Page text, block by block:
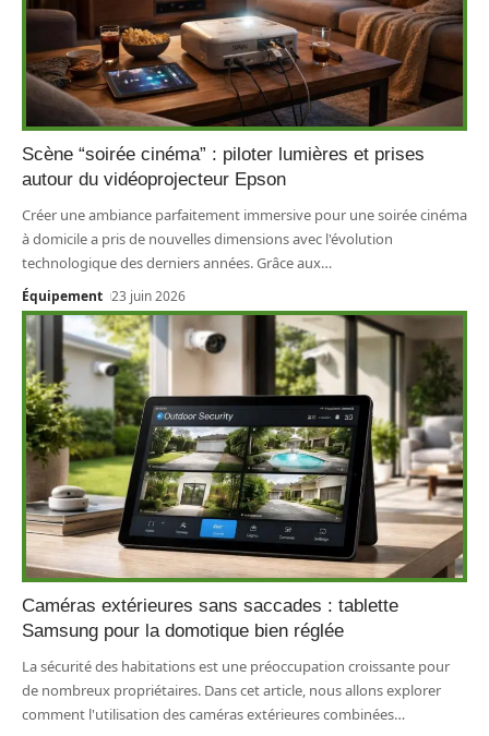
Scène “soirée cinéma” : piloter lumières et prises
autour du vidéoprojecteur Epson
Créer une ambiance parfaitement immersive pour une soirée cinéma
à domicile a pris de nouvelles dimensions avec l'évolution
technologique des derniers années. Grâce aux…
Équipement 23 juin 2026
Caméras extérieures sans saccades : tablette
Samsung pour la domotique bien réglée
La sécurité des habitations est une préoccupation croissante pour
de nombreux propriétaires. Dans cet article, nous allons explorer
comment l'utilisation des caméras extérieures combinées…